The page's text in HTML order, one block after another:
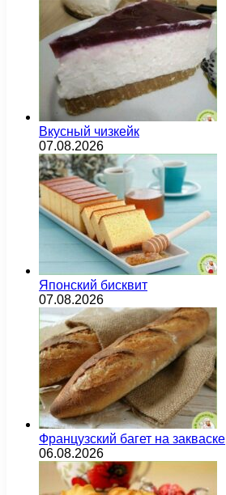
Вкусный чизкейк
07.08.2026
Японский бисквит
07.08.2026
Французский багет на закваске
06.08.2026